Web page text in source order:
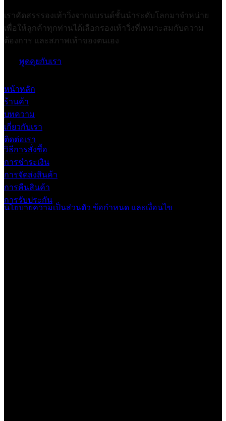
เราคัดสรรรองเท้าวิ่งจากแบรนด์ชั้นนำระดับโลกมาจำหน่าย
เพื่อให้ลูกค้าทุกท่านได้เลือกรองเท้าวิ่งที่เหมาะสมกับความ
ต้องการ และสภาพเท้าของตนเอง
พูดคุยกับเรา
หน้าหลัก
ร้านค้า
บทความ
เกี่ยวกับเรา
ติดต่อเรา
วิธีการสั่งซื้อ
การชำระเงิน
การจัดส่งสินค้า
การคืนสินค้า
การรับประกัน
นโยบายความเป็นส่วนตัว ข้อกำหนด และเงื่อนไข